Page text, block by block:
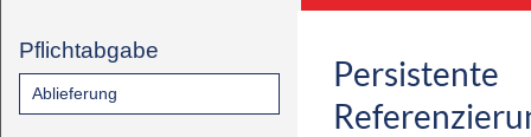
Pflichtabgabe
Ablieferung
Persistente